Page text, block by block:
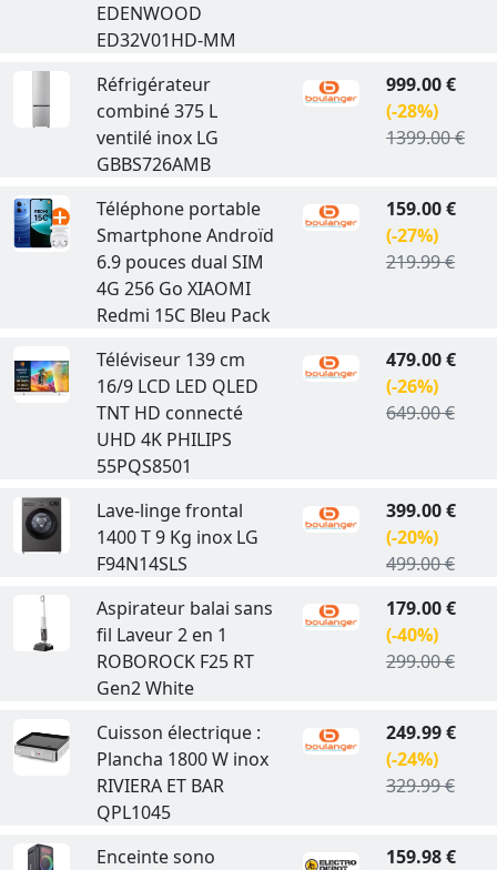
EDENWOOD
ED32V01HD-MM
Réfrigérateur
combiné 375 L
ventilé inox LG
GBBS726AMB
999.00 €
(-28%)
1399.00 €
Téléphone portable
Smartphone Androïd
6.9 pouces dual SIM
4G 256 Go XIAOMI
Redmi 15C Bleu Pack
159.00 €
(-27%)
219.99 €
Téléviseur 139 cm
16/9 LCD LED QLED
TNT HD connecté
UHD 4K PHILIPS
55PQS8501
479.00 €
(-26%)
649.00 €
Lave-linge frontal
1400 T 9 Kg inox LG
F94N14SLS
399.00 €
(-20%)
499.00 €
Aspirateur balai sans
fil Laveur 2 en 1
ROBOROCK F25 RT
Gen2 White
179.00 €
(-40%)
299.00 €
Cuisson électrique :
Plancha 1800 W inox
RIVIERA ET BAR
QPL1045
249.99 €
(-24%)
329.99 €
Enceinte sono
159.98 €